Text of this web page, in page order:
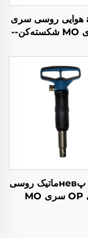
مartillo هوایی روسی سری
OP سری MO شکسته‌کن--
مچک زن پневماتیک روسی
سری OP سری MO